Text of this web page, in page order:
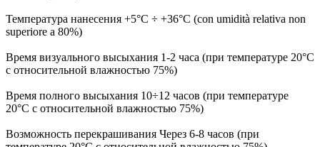
Температура нанесения +5°C ÷ +36°C (con umidità relativa non
superiore a 80%)
Время визуального высыхания 1-2 часа (при температуре 20°C
с относительной влажностью 75%)
Время полного высыхания 10÷12 часов (при температуре
20°C с относительной влажностью 75%)
Возможность перекрашивания Через 6-8 часов (при